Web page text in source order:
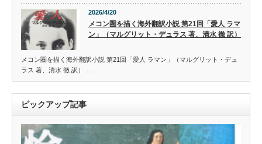
2026/4/20
メコン圏を描く海外翻訳小説 第21回「愛人 ラマ
ン」（マルグリット・デュラス 著、清水 徹 訳）
メコン圏を描く海外翻訳小説 第21回「愛人 ラマン」（マルグリット・デュ
ラス 著、清水 徹 訳） …
ピックアップ記事